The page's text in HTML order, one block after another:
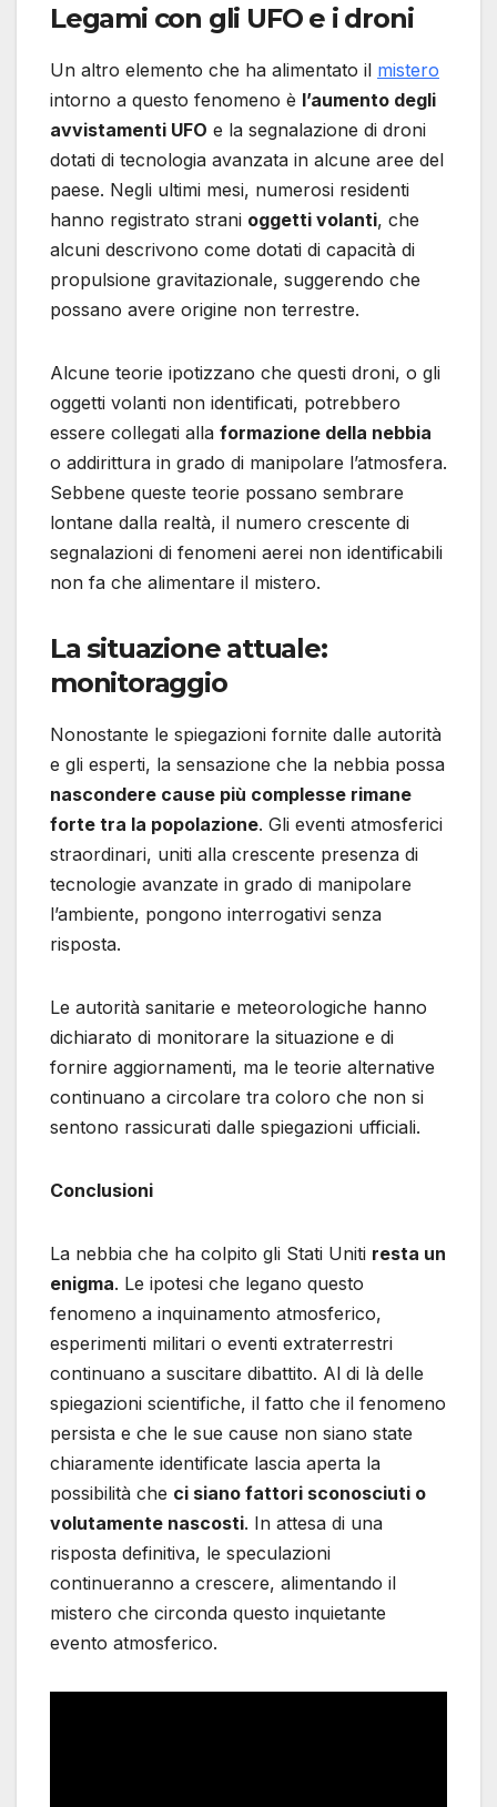
Legami con gli UFO e i droni
Un altro elemento che ha alimentato il mistero
intorno a questo fenomeno è l’aumento degli
avvistamenti UFO e la segnalazione di droni
dotati di tecnologia avanzata in alcune aree del
paese. Negli ultimi mesi, numerosi residenti
hanno registrato strani oggetti volanti, che
alcuni descrivono come dotati di capacità di
propulsione gravitazionale, suggerendo che
possano avere origine non terrestre.
Alcune teorie ipotizzano che questi droni, o gli
oggetti volanti non identificati, potrebbero
essere collegati alla formazione della nebbia
o addirittura in grado di manipolare l’atmosfera.
Sebbene queste teorie possano sembrare
lontane dalla realtà, il numero crescente di
segnalazioni di fenomeni aerei non identificabili
non fa che alimentare il mistero.
La situazione attuale:
monitoraggio
Nonostante le spiegazioni fornite dalle autorità
e gli esperti, la sensazione che la nebbia possa
nascondere cause più complesse rimane
forte tra la popolazione. Gli eventi atmosferici
straordinari, uniti alla crescente presenza di
tecnologie avanzate in grado di manipolare
l’ambiente, pongono interrogativi senza
risposta.
Le autorità sanitarie e meteorologiche hanno
dichiarato di monitorare la situazione e di
fornire aggiornamenti, ma le teorie alternative
continuano a circolare tra coloro che non si
sentono rassicurati dalle spiegazioni ufficiali.
Conclusioni
La nebbia che ha colpito gli Stati Uniti resta un
enigma. Le ipotesi che legano questo
fenomeno a inquinamento atmosferico,
esperimenti militari o eventi extraterrestri
continuano a suscitare dibattito. Al di là delle
spiegazioni scientifiche, il fatto che il fenomeno
persista e che le sue cause non siano state
chiaramente identificate lascia aperta la
possibilità che ci siano fattori sconosciuti o
volutamente nascosti. In attesa di una
risposta definitiva, le speculazioni
continueranno a crescere, alimentando il
mistero che circonda questo inquietante
evento atmosferico.